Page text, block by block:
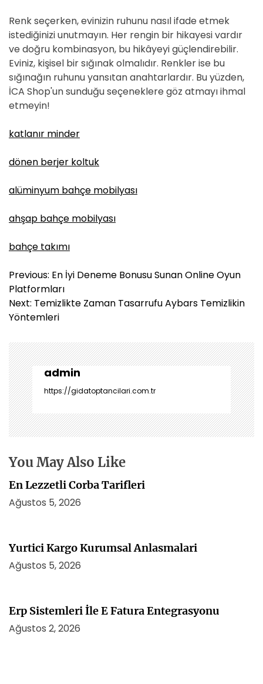
Renk seçerken, evinizin ruhunu nasıl ifade etmek
istediğinizi unutmayın. Her rengin bir hikayesi vardır
ve doğru kombinasyon, bu hikâyeyi güçlendirebilir.
Eviniz, kişisel bir sığınak olmalıdır. Renkler ise bu
sığınağın ruhunu yansıtan anahtarlardır. Bu yüzden,
İCA Shop'un sunduğu seçeneklere göz atmayı ihmal
etmeyin!
katlanır minder
dönen berjer koltuk
alüminyum bahçe mobilyası
ahşap bahçe mobilyası
bahçe takımı
Y
a
z
ı
e
z
i
n
m
e
s
Previous: En İyi Deneme Bonusu Sunan Online Oyun
Platformları
Next: Temizlikte Zaman Tasarrufu Aybars Temizlikin
Yöntemleri
admin
https://gidatoptancilari.com.tr
You May Also Like
En Lezzetli Corba Tarifleri
Ağustos 5, 2026
Yurtici Kargo Kurumsal Anlasmalari
Ağustos 5, 2026
Erp Sistemleri İle E Fatura Entegrasyonu
Ağustos 2, 2026